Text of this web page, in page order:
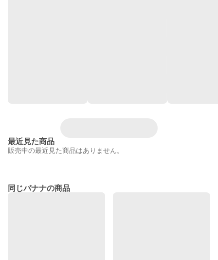
最近見た商品
販売中の最近見た商品はありません。
同じバナナの商品